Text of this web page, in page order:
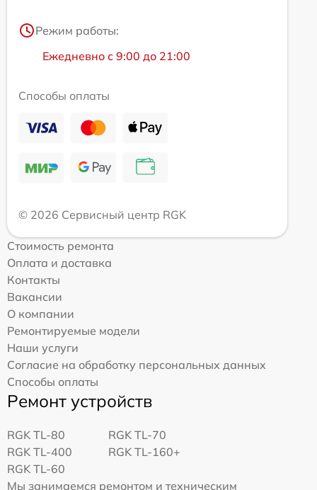
Режим работы:
Ежедневно с 9:00 до 21:00
Способы оплаты
© 2026 Сервисный центр RGK
Стоимость ремонта
Оплата и доставка
Контакты
Вакансии
О компании
Ремонтируемые модели
Наши услуги
Согласие на обработку персональных данных
Способы оплаты
Ремонт устройств
RGK TL-80
RGK TL-70
RGK TL-400
RGK TL-160+
RGK TL-60
Мы занимаемся ремонтом и техническим